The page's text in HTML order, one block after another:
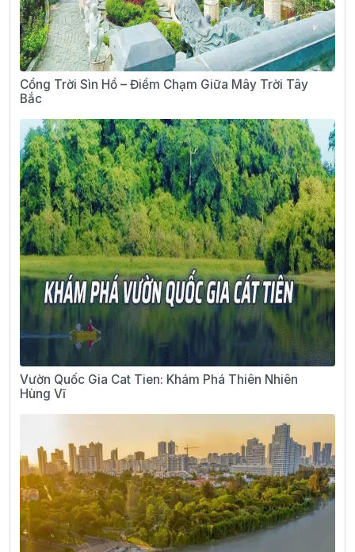
Cổng Trời Sìn Hồ – Điểm Chạm Giữa Mây Trời Tây
Bắc
Vườn Quốc Gia Cat Tien: Khám Phá Thiên Nhiên
Hùng Vĩ